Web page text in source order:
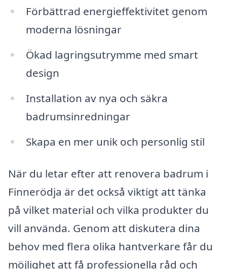
Förbättrad energieffektivitet genom
moderna lösningar
Ökad lagringsutrymme med smart
design
Installation av nya och säkra
badrumsinredningar
Skapa en mer unik och personlig stil
När du letar efter att renovera badrum i
Finnerödja är det också viktigt att tänka
på vilket material och vilka produkter du
vill använda. Genom att diskutera dina
behov med flera olika hantverkare får du
möjlighet att få professionella råd och